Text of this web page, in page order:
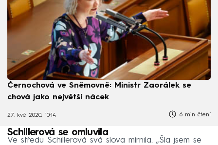
Černochová ve Sněmovně: Ministr Zaorálek se
chová jako největší nácek
27. kvě 2020, 10:14 6 min čtení
Schillerová se omluvila
Ve středu Schillerová svá slova mírnila. „Šla jsem se